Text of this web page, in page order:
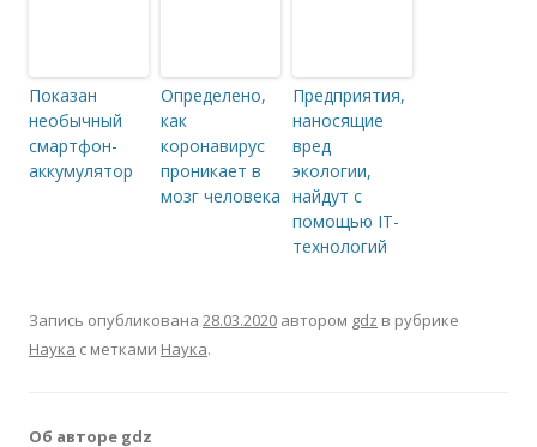
Показан
необычный
смартфон-
аккумулятор
Определено,
как
коронавирус
проникает в
мозг человека
Предприятия,
наносящие
вред
экологии,
найдут с
помощью IT-
технологий
Запись опубликована 28.03.2020 автором gdz в рубрике
Наука с метками Наука.
Об авторе gdz